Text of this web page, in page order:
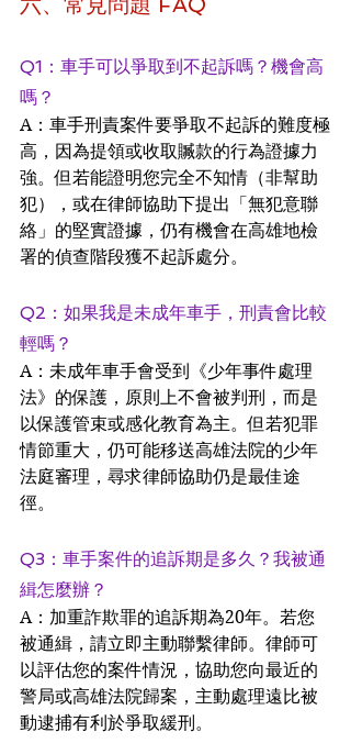
Q1：車手可以爭取到不起訴嗎？機會高
嗎？
A：車手刑責案件要爭取不起訴的難度極
高，因為提領或收取贓款的行為證據力
強。但若能證明您完全不知情（非幫助
犯），或在律師協助下提出「無犯意聯
絡」的堅實證據，仍有機會在高雄地檢
署的偵查階段獲不起訴處分。
Q2：如果我是未成年車手，刑責會比較
輕嗎？
A：未成年車手會受到《少年事件處理
法》的保護，原則上不會被判刑，而是
以保護管束或感化教育為主。但若犯罪
情節重大，仍可能移送高雄法院的少年
法庭審理，尋求律師協助仍是最佳途
徑。
Q3：車手案件的追訴期是多久？我被通
緝怎麼辦？
A：加重詐欺罪的追訴期為20年。若您
被通緝，請立即主動聯繫律師。律師可
以評估您的案件情況，協助您向最近的
警局或高雄法院歸案，主動處理遠比被
動逮捕有利於爭取緩刑。